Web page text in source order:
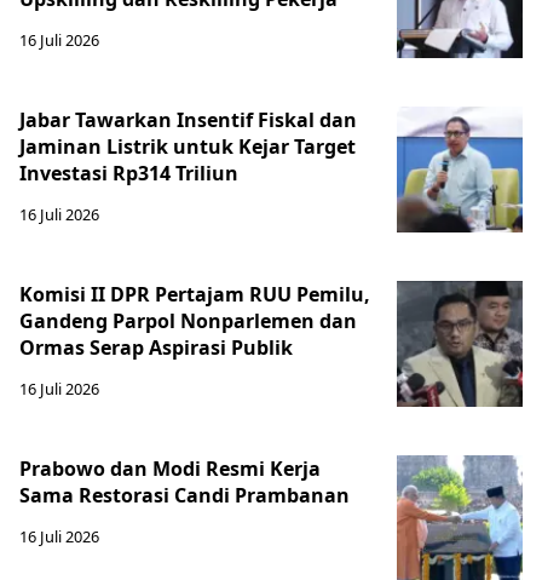
16 Juli 2026
Jabar Tawarkan Insentif Fiskal dan
Jaminan Listrik untuk Kejar Target
Investasi Rp314 Triliun
16 Juli 2026
Komisi II DPR Pertajam RUU Pemilu,
Gandeng Parpol Nonparlemen dan
Ormas Serap Aspirasi Publik
16 Juli 2026
Prabowo dan Modi Resmi Kerja
Sama Restorasi Candi Prambanan
16 Juli 2026